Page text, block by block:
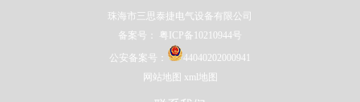
珠海市三思泰捷电气设备有限公司
备案号：
粤ICP备10210944号
公安备案号：
44040202000941
网站地图 xml地图